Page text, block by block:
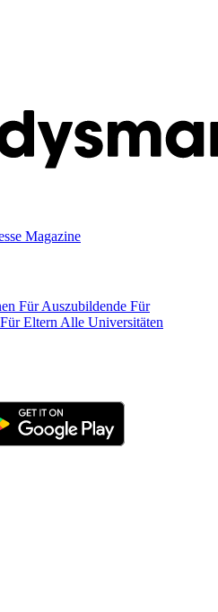
Magazine
Für Auszubildende Für
Für Eltern Alle Universitäten